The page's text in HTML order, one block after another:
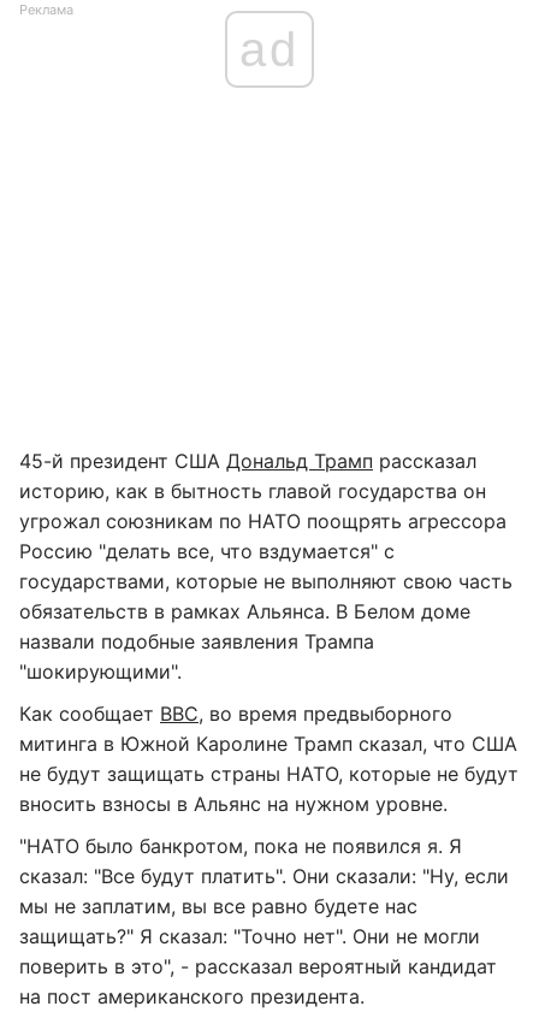
Реклама
ad
45-й президент США Дональд Трамп рассказал
историю, как в бытность главой государства он
угрожал союзникам по НАТО поощрять агрессора
Россию "делать все, что вздумается" с
государствами, которые не выполняют свою часть
обязательств в рамках Альянса. В Белом доме
назвали подобные заявления Трампа
"шокирующими".
Как сообщает BBC, во время предвыборного
митинга в Южной Каролине Трамп сказал, что США
не будут защищать страны НАТО, которые не будут
вносить взносы в Альянс на нужном уровне.
"НАТО было банкротом, пока не появился я. Я
сказал: "Все будут платить". Они сказали: "Ну, если
мы не заплатим, вы все равно будете нас
защищать?" Я сказал: "Точно нет". Они не могли
поверить в это", - рассказал вероятный кандидат
на пост американского президента.